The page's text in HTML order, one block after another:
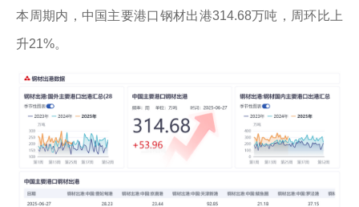
​本周期内，中国主要港口钢材出港314.68万吨，周环比上
升21%。